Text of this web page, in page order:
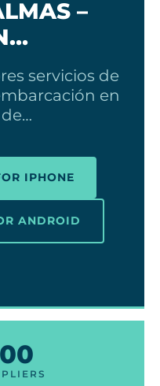
–
servicios de
en
IPHONE
ANDROID